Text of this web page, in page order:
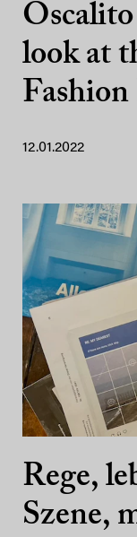
look at
Fashion
12.01.2022
Rege,
Szene,